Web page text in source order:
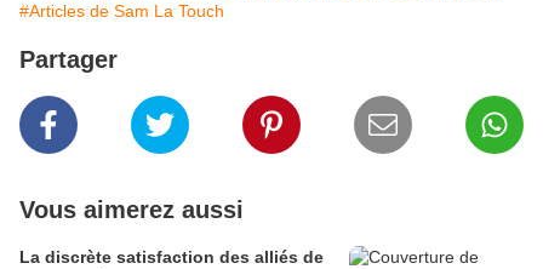
#Articles de Sam La Touch
Partager
Vous aimerez aussi
La discrète satisfaction des alliés de